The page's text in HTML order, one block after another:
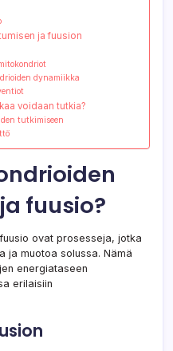
ja fuusion
dynamiikka
voidaan tutkia?
tutkimiseen
fuusio?
ovat prosesseja, jotka
ja muotoa solussa. Nämä
energiataseen
erilaisiin